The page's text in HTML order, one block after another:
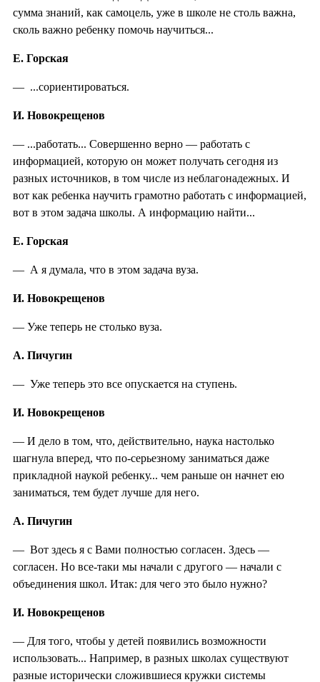
сумма знаний, как самоцель, уже в школе не столь важна,
сколь важно ребенку помочь научиться...
Е. Горская
— ...сориентироваться.
И. Новокрещенов
— ...работать... Совершенно верно — работать с
информацией, которую он может получать сегодня из
разных источников, в том числе из неблагонадежных. И
вот как ребенка научить грамотно работать с информацией,
вот в этом задача школы. А информацию найти...
Е. Горская
— А я думала, что в этом задача вуза.
И. Новокрещенов
— Уже теперь не столько вуза.
А. Пичугин
— Уже теперь это все опускается на ступень.
И. Новокрещенов
— И дело в том, что, действительно, наука настолько
шагнула вперед, что по-серьезному заниматься даже
прикладной наукой ребенку... чем раньше он начнет ею
заниматься, тем будет лучше для него.
А. Пичугин
— Вот здесь я с Вами полностью согласен. Здесь —
согласен. Но все-таки мы начали с другого — начали с
объединения школ. Итак: для чего это было нужно?
И. Новокрещенов
— Для того, чтобы у детей появились возможности
использовать... Например, в разных школах существуют
разные исторически сложившиеся кружки системы